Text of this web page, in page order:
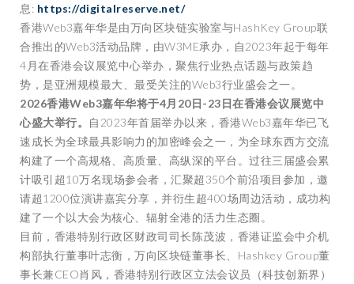
息: https://digitalreserve.net/
香港Web3嘉年华是由万向区块链实验室与HashKey Group联
合推出的Web3活动品牌，由W3ME承办，自2023年起于每年
4月在香港会议展览中心举办，聚焦行业热点话题与政策趋
势，是亚洲规模最大、最受关注的Web3行业盛会之一。
2026香港Web3嘉年华将于4月20日-23日在香港会议展览中
心盛大举行。
自2023年首届举办以来，香港Web3嘉年华已飞
速成长为全球最具影响力的加密峰会之一，为全球东西方交流
构建了一个高规格、高质量、高纵深的平台。过往三届盛会累
计吸引超10万名现场参会者，汇聚超350个前沿项目参加，邀
请超1200位演讲嘉宾分享，并衍生超400场周边活动，成功构
建了一个以大会为核心、辐射全港的活力生态圈。
目前，香港特别行政区财政司司长陈茂波，香港证监会中介机
构部执行董事叶志衡，万向区块链董事长、Hashkey Group董
事长兼CEO肖风，香港特别行政区立法会议员（科技创新界）